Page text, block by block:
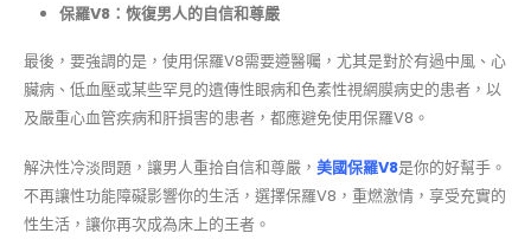
保羅V8：恢復男人的自信和尊嚴
最後，要強調的是，使用保羅V8需要遵醫囑，尤其是對於有過中風、心
臟病、低血壓或某些罕見的遺傳性眼病和色素性視網膜病史的患者，以
及嚴重心血管疾病和肝損害的患者，都應避免使用保羅V8。
解決性冷淡問題，讓男人重拾自信和尊嚴， 美國保羅V8是你的好幫手。
不再讓性功能障礙影響你的生活，選擇保羅V8，重燃激情，享受充實的
性生活，讓你再次成為床上的王者。